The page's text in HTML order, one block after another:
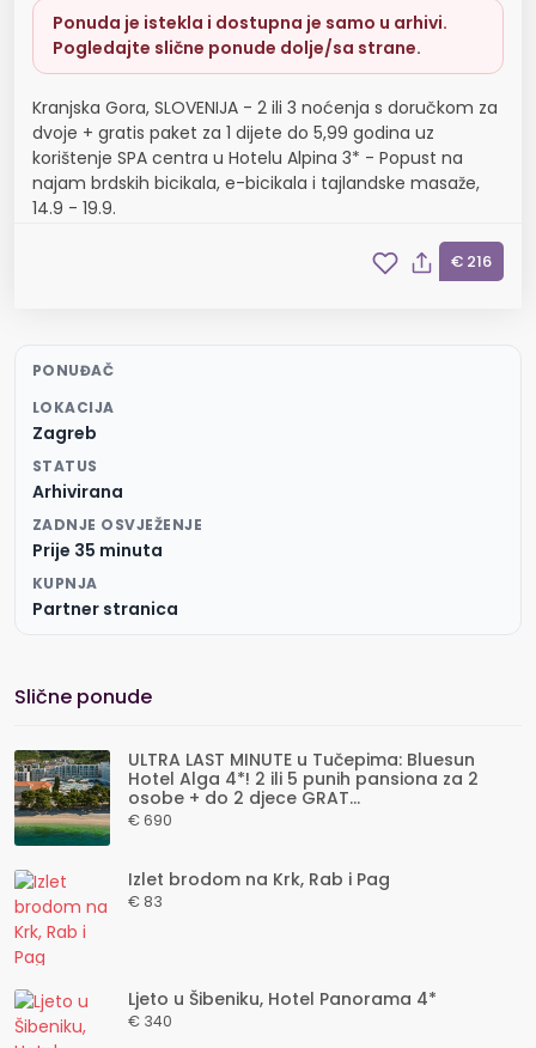
Ponuda je istekla i dostupna je samo u arhivi.
Pogledajte slične ponude dolje/sa strane.
Kranjska Gora, SLOVENIJA - 2 ili 3 noćenja s doručkom za
dvoje + gratis paket za 1 dijete do 5,99 godina uz
korištenje SPA centra u Hotelu Alpina 3* - Popust na
najam brdskih bicikala, e-bicikala i tajlandske masaže,
14.9 - 19.9.
€ 216
PONUĐAČ
LOKACIJA
Zagreb
STATUS
Arhivirana
ZADNJE OSVJEŽENJE
Prije 35 minuta
KUPNJA
Partner stranica
Slične ponude
ULTRA LAST MINUTE u Tučepima: Bluesun
Hotel Alga 4*! 2 ili 5 punih pansiona za 2
osobe + do 2 djece GRAT...
€ 690
Izlet brodom na Krk, Rab i Pag
€ 83
Ljeto u Šibeniku, Hotel Panorama 4*
€ 340